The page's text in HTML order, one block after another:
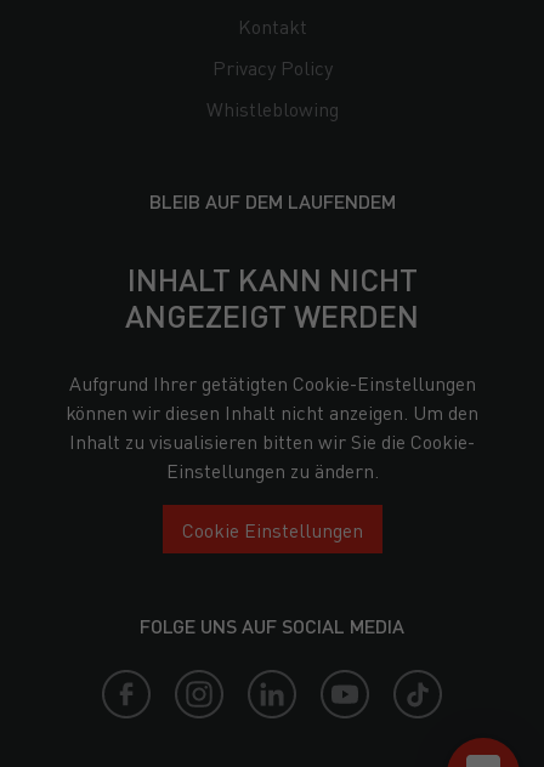
Kontakt
Privacy Policy
Whistleblowing
BLEIB AUF DEM LAUFENDEM
INHALT KANN NICHT
ANGEZEIGT WERDEN
Aufgrund Ihrer getätigten Cookie-Einstellungen
können wir diesen Inhalt nicht anzeigen. Um den
Inhalt zu visualisieren bitten wir Sie die Cookie-
Einstellungen zu ändern.
Cookie Einstellungen
FOLGE UNS AUF SOCIAL MEDIA